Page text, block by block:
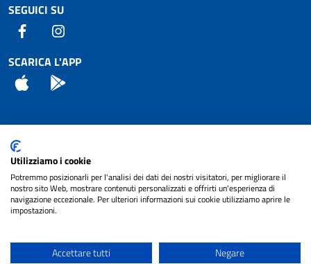
SEGUICI SU
Facebook
SCARICA L'APP
App Store
Attuazione Misure PNRR
Piano di miglioramento del sito
Note legali
cura diNET SMART
Utilizziamo i cookie
Potremmo posizionarli per l'analisi dei dati dei nostri visitatori, per migliorare il
nostro sito Web, mostrare contenuti personalizzati e offrirti un'esperienza di
navigazione eccezionale. Per ulteriori informazioni sui cookie utilizziamo aprire le
impostazioni.
Accettare tutti Negare